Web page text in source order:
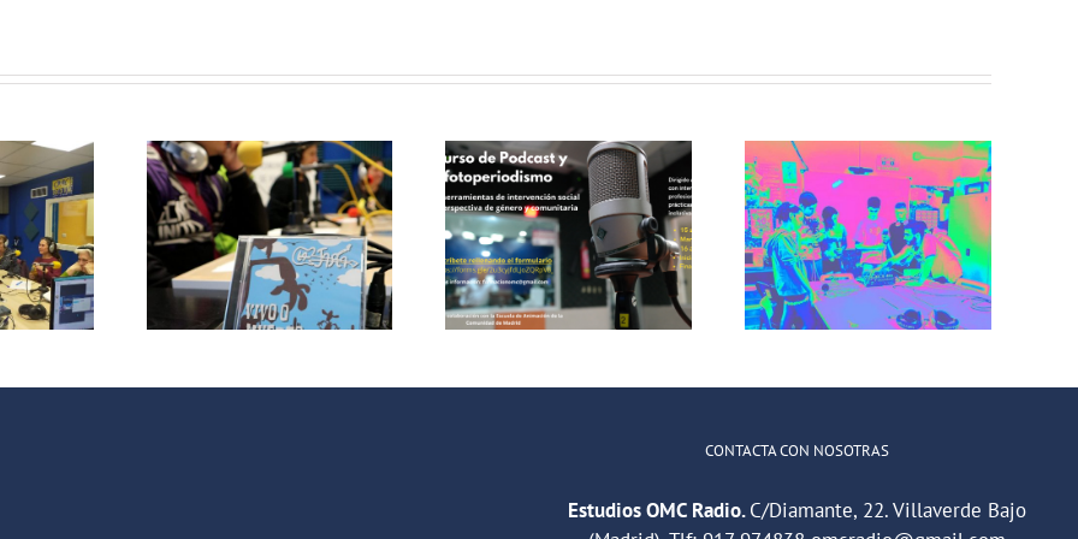
papas
con
de
Jara
Curso de
Podcast y
Fotoperiodismo
como
herramientas
de
Incorradio,
taller de
comunicación
para jóvenes
del barrio de
Recuerdos de
San Cris desde
CINESIA
CONTACTA CON NOSOTRAS
Estudios OMC Radio.C/Diamante, 22. Villaverde Bajo